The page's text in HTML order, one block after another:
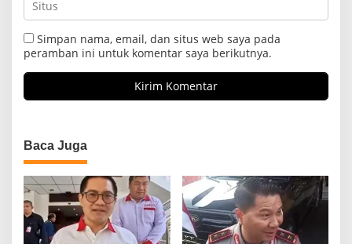
Simpan nama, email, dan situs web saya pada
peramban ini untuk komentar saya berikutnya.
Baca Juga